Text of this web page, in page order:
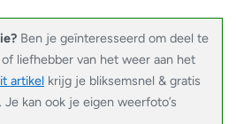
Ben je geïnteresseerd om deel te
liefhebber van het weer aan het
artikel krijg je bliksemsnel & gratis
kan ook je eigen weerfoto’s